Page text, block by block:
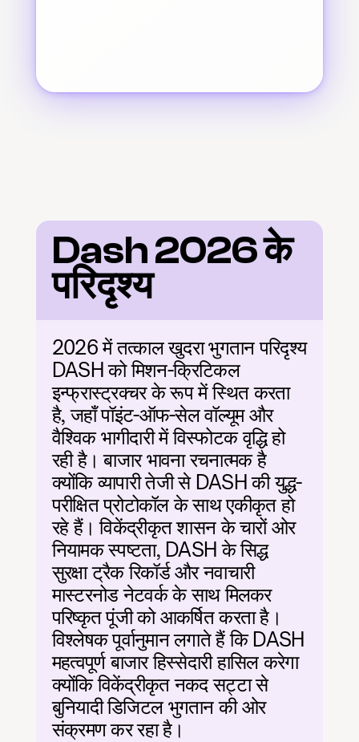
Dash 2026 के
परिदृश्य
2026 में तत्काल खुदरा भुगतान परिदृश्य
DASH को मिशन-क्रिटिकल
इन्फ्रास्ट्रक्चर के रूप में स्थित करता
है, जहाँ पॉइंट-ऑफ-सेल वॉल्यूम और
वैश्विक भागीदारी में विस्फोटक वृद्धि हो
रही है। बाजार भावना रचनात्मक है
क्योंकि व्यापारी तेजी से DASH की युद्ध-
परीक्षित प्रोटोकॉल के साथ एकीकृत हो
रहे हैं। विकेंद्रीकृत शासन के चारों ओर
नियामक स्पष्टता, DASH के सिद्ध
सुरक्षा ट्रैक रिकॉर्ड और नवाचारी
मास्टरनोड नेटवर्क के साथ मिलकर
परिष्कृत पूंजी को आकर्षित करता है।
विश्लेषक पूर्वानुमान लगाते हैं कि DASH
महत्वपूर्ण बाजार हिस्सेदारी हासिल करेगा
क्योंकि विकेंद्रीकृत नकद सट्टा से
बुनियादी डिजिटल भुगतान की ओर
संक्रमण कर रहा है।